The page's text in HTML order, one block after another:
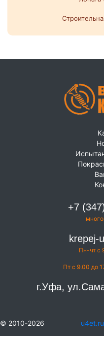
+7
krepej-
Пн-чт с
Пт с 9.00 до
г.Уфа,
© 2010-2026 u4et.ru